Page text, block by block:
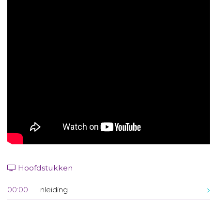
Hoofdstukken
00:00 Inleiding